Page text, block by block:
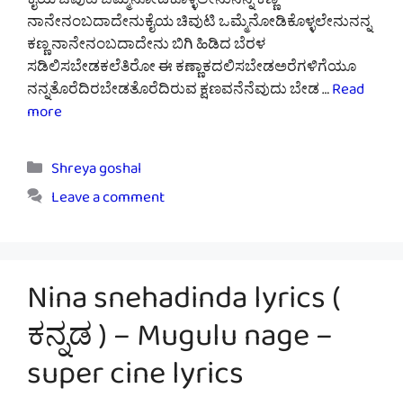
ನಾನೇನಂಬದಾದೇನುಕೈಯ ಚಿವುಟಿ ಒಮ್ಮೆನೋಡಿಕೊಳ್ಳಲೇನುನನ್ನ
ಕಣ್ಣ ನಾನೇನಂಬದಾದೇನು ಬಿಗಿ ಹಿಡಿದ ಬೆರಳ
ಸಡಿಲಿಸಬೇಡಕಲೆತಿರೋ ಈ ಕಣ್ಣಾಕದಲಿಸಬೇಡಅರೆಗಳಿಗೆಯೂ
ನನ್ನತೊರೆದಿರಬೇಡತೊರೆದಿರುವ ಕ್ಷಣವನೆನೆವುದು ಬೇಡ …Read
more
Categories
Shreya goshal
Leave a comment
Nina snehadinda lyrics (
ಕನ್ನಡ ) – Mugulu nage –
super cine lyrics